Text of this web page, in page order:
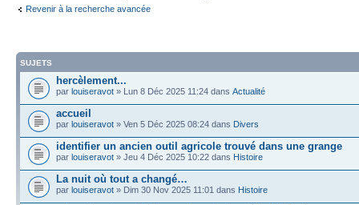
Revenir à la recherche avancée
SUJETS
hercèlement...
par louiseravot » Lun 8 Déc 2025 11:24 dans Actualité
accueil
par louiseravot » Ven 5 Déc 2025 08:24 dans Divers
identifier un ancien outil agricole trouvé dans une grange
par louiseravot » Jeu 4 Déc 2025 10:22 dans Histoire
La nuit où tout a changé…
par louiseravot » Dim 30 Nov 2025 11:01 dans Histoire